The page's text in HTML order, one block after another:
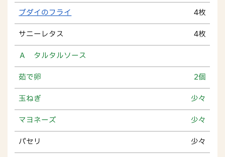
ブダイのフライ 4枚
サニーレタス 4枚
Ａ タルタルソース
茹で卵 2個
玉ねぎ 少々
マヨネーズ 少々
パセリ 少々